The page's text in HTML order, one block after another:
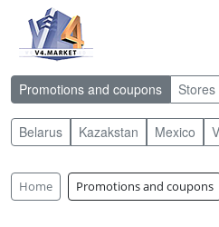
Promotions and coupons Stores
Belarus Kazakstan Mexico
Home Promotions and coupons